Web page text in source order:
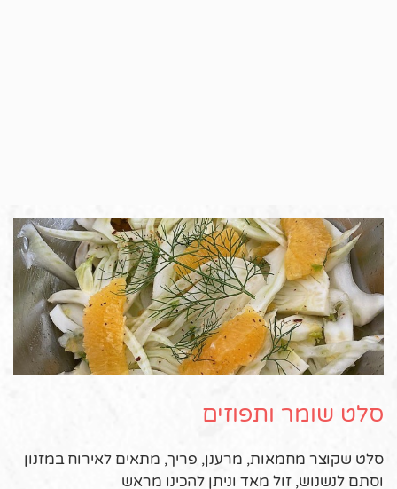
סלט שומר ותפוזים
סלט שקוצר מחמאות, מרענן, פריך, מתאים לאירוח במזנון
וסתם לנשנוש, זול מאד וניתן להכינו מראש